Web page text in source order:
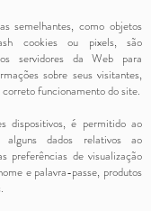
semelhantes, como objetos
cookies ou pixels, são
servidores da Web para
sobre seus visitantes,
funcionamento do site.
dispositivos, é permitido ao
alguns dados relativos ao
preferências de visualização
e palavra-passe, produtos